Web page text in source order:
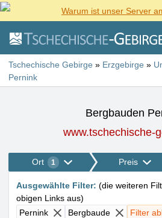
Warum ist unser Server
Tschechische Gebirge » Erzgebirge »
Pernink
Bergbauden
www.tschechische-
Ort 1 Preis
Ausgewählte Filter: (die weiteren
obigen Links aus)
Pernink
Bergbaude Filter